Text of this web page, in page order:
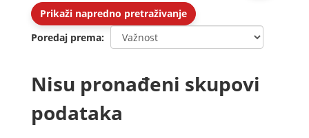
Prikaži napredno pretraživanje
Poredaj prema
Nisu pronađeni skupovi
podataka